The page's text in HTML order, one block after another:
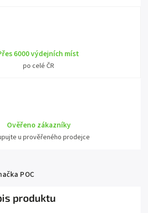
6000 výdejních míst
po celé ČR
Ověřeno zákazníky
u prověřeného prodejce
POC
produktu